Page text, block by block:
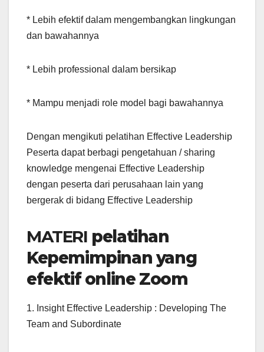
* Lebih efektif dalam mengembangkan lingkungan
dan bawahannya
* Lebih professional dalam bersikap
* Mampu menjadi role model bagi bawahannya
Dengan mengikuti pelatihan Effective Leadership
Peserta dapat berbagi pengetahuan / sharing
knowledge mengenai Effective Leadership
dengan peserta dari perusahaan lain yang
bergerak di bidang Effective Leadership
MATERI pelatihan
Kepemimpinan yang
efektif online Zoom
1. Insight Effective Leadership : Developing The
Team and Subordinate